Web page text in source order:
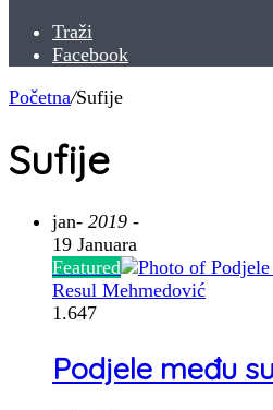
Traži
Facebook
Početna/Sufije
Sufije
jan- 2019 -
19 Januara
Featured
Resul Mehmedović
1.647
Podjele među